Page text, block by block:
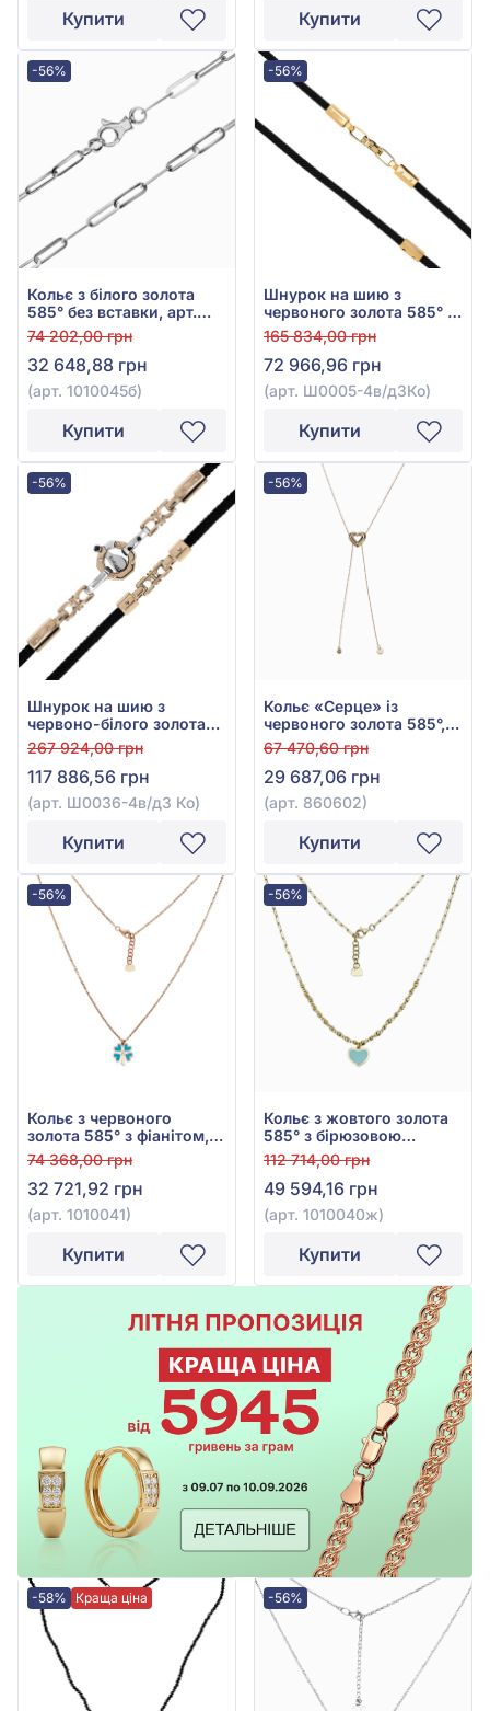
Купити Купити
-56%
Кольє з білого золота
585° без вставки, арт.
1010045б
74 202,00 грн
32 648,88 грн
(арт. 1010045б)
Купити
-56%
Шнурок на шию з
червоного золота 585° з
куб. окс. цирконію,
чорним текстилем, арт.
Ш0005-4в/д3Ко
165 834,00 грн
72 966,96 грн
(арт. Ш0005-4в/д3Ко)
Купити
-56%
Шнурок на шию з
червоно-білого золота
585° з чорним шовком,
арт. Ш0036-4в/д3 Ко
267 924,00 грн
117 886,56 грн
(арт. Ш0036-4в/д3 Ко)
Купити
-56%
Кольє «Серце» із
червоного золота 585°,
арт. 860602
67 470,60 грн
29 687,06 грн
(арт. 860602)
Купити
-56%
Кольє з червоного
золота 585° з фіанітом,
кубічним цирконієм,
бірюзою та емаллю, арт.
1010041
74 368,00 грн
32 721,92 грн
(арт. 1010041)
Купити
-56%
Кольє з жовтого золота
585° з бірюзовою
емаллю, арт. 1010040ж
112 714,00 грн
49 594,16 грн
(арт. 1010040ж)
Купити
-58% Краща ціна -56%